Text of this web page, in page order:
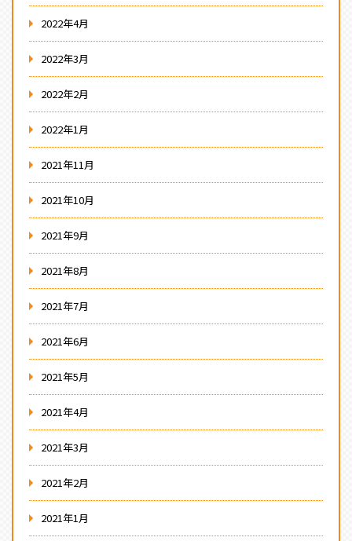
2022年4月
2022年3月
2022年2月
2022年1月
2021年11月
2021年10月
2021年9月
2021年8月
2021年7月
2021年6月
2021年5月
2021年4月
2021年3月
2021年2月
2021年1月